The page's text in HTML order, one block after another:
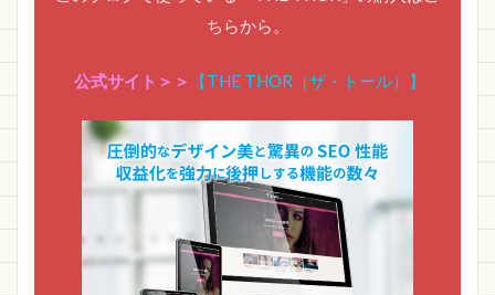
ちらから。
公式サイト＞＞ 【THE THOR（ザ・トール）】